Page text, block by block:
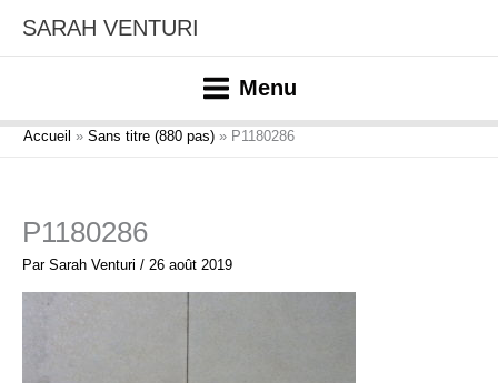
SARAH VENTURI
Menu
Accueil Sans titre (880 pas) P1180286
P1180286
Par Sarah Venturi / 26 août 2019